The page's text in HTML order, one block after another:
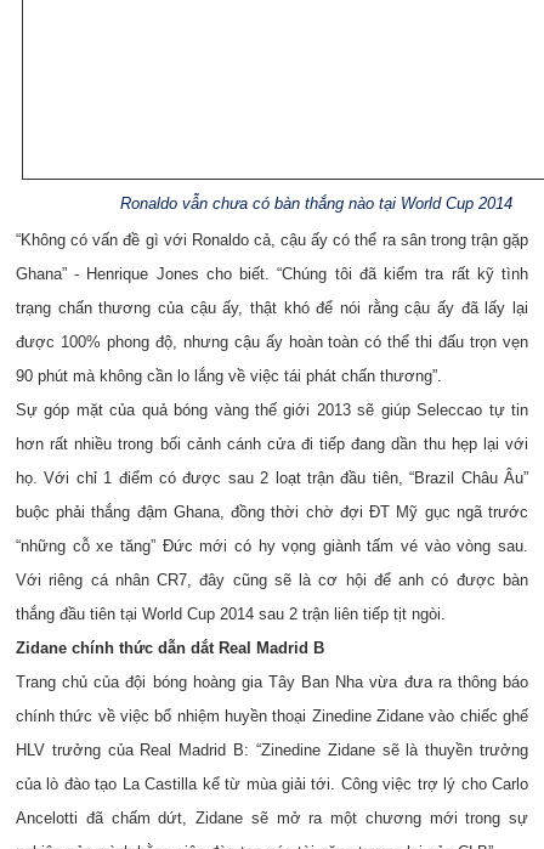
Ronaldo vẫn chưa có bàn thắng nào tại World Cup 2014
“Không có vấn đề gì với Ronaldo cả, cậu ấy có thể ra sân trong trận gặp
Ghana” - Henrique Jones cho biết. “Chúng tôi đã kiểm tra rất kỹ tình
trạng chấn thương của cậu ấy, thật khó để nói rằng cậu ấy đã lấy lại
được 100% phong độ, nhưng cậu ấy hoàn toàn có thể thi đấu trọn vẹn
90 phút mà không cần lo lắng về việc tái phát chấn thương”.
Sự góp mặt của quả bóng vàng thế giới 2013 sẽ giúp Seleccao tự tin
hơn rất nhiều trong bối cảnh cánh cửa đi tiếp đang dần thu hẹp lại với
họ. Với chỉ 1 điểm có được sau 2 loạt trận đầu tiên, “Brazil Châu Âu”
buộc phải thắng đậm Ghana, đồng thời chờ đợi ĐT Mỹ gục ngã trước
“những cỗ xe tăng” Đức mới có hy vọng giành tấm vé vào vòng sau.
Với riêng cá nhân CR7, đây cũng sẽ là cơ hội để anh có được bàn
thắng đầu tiên tại World Cup 2014 sau 2 trận liên tiếp tịt ngòi.
Zidane chính thức dẫn dắt Real Madrid B
Trang chủ của đội bóng hoàng gia Tây Ban Nha vừa đưa ra thông báo
chính thức về việc bổ nhiệm huyền thoại Zinedine Zidane vào chiếc ghế
HLV trưởng của Real Madrid B: “Zinedine Zidane sẽ là thuyền trưởng
của lò đào tạo La Castilla kể từ mùa giải tới. Công việc trợ lý cho Carlo
Ancelotti đã chấm dứt, Zidane sẽ mở ra một chương mới trong sự